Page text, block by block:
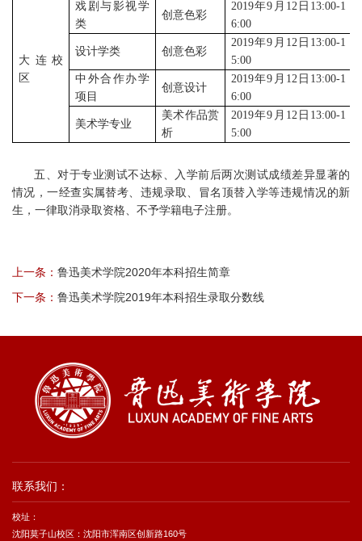
大连校
区
戏剧与影视学
类
创意色彩
2019年9月12日13:00-1
6:00
设计学类
创意色彩
2019年9月12日13:00-1
5:00
中外合作办学
项目
创意设计
2019年9月12日13:00-1
6:00
美术学专业
美术作品赏
析
2019年9月12日13:00-1
5:00
五、对于专业测试不达标、入学前后两次测试成绩差异显著的
情况，一经查实属替考、违规录取、冒名顶替入学等违规情况的新
生，一律取消录取资格、不予学籍电子注册。
上一条： 鲁迅美术学院2020年本科招生简章
下一条： 鲁迅美术学院2019年本科招生录取分数线
联系我们：
校址：
沈阳莫子山校区：沈阳市浑南区创新路160号